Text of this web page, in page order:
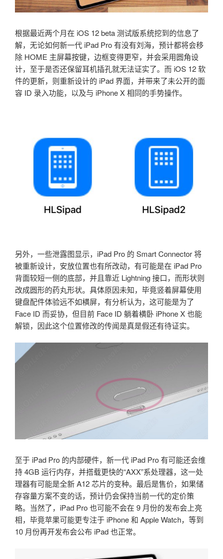
根据最近两个月在 iOS 12 beta 测试版系统挖到的信息了
解，无论如何新一代 iPad Pro 有没有刘海，预计都将会移
除 HOME 主屏幕按键，边框变得更窄，并会采用圆角设
计，至于是否还保留耳机插孔就无法证实了。而 iOS 12 软
件的更新，则重新设计的 iPad 界面，并带来了未公开的面
容 ID 录入功能，以及与 iPhone X 相同的手势操作。
另外，一些泄露图显示，iPad Pro 的 Smart Connector 将
被重新设计，安放位置也有所改动，有可能是在 iPad Pro
背面较短一侧的底部，并且靠近 Lightning 接口，而形状则
改成圆形的药丸形状。具体原因未知，毕竟竖着屏幕使用
键盘配件体验远不如横屏，有分析认为，这可能是为了
Face ID 而妥协，但目前 Face ID 躺着横卧 iPhone X 也能
解锁，因此这个位置修改的传闻是真是假还有待证实。
至于 iPad Pro 的内部硬件，新一代 iPad Pro 有可能还会维
持 4GB 运行内存，并搭载更快的“AXX”系处理器，这一处
理器有可能是全新 A12 芯片的变种。最后是售价，如果储
存容量方案不变的话，预计仍会保持当前一代的定价策
略。当然了，iPad Pro 也可能不会在 9 月份的发布会上亮
相，毕竟苹果可能更专注于 iPhone 和 Apple Watch，等到
10 月份再开发布会公布 iPad 也正常。